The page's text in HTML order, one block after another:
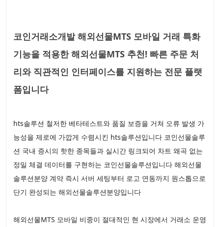
코인거래소개발 해외선물MTS 모바일 거래 특화
기능을 적용한 해외선물MTS 추천! 빠른 주문 처
리와 직관적인 인터페이스를 지원하는 전문 플랫
폼입니다
hts솔루션 철저한 베타테스트와 품질 보증을 거쳐 오류 발생 가
능성을 제로에 가깝게 수렴시킨 hts솔루션입니다 코인선물솔루
션 국내 증시의 핫한 종목들과 실시간 링크되어 차트 왜곡 없는
정밀 체결 데이터를 구현하는 코인선물솔루션입니다 해외선물
솔루션분양 계약 즉시 서버 세팅부터 로고 연동까지 원스톱으로
단기 완성되는 해외선물솔루션분양입니다
해외선물MTS 모바일 비중이 절대적인 현 시장에서 거래소 운영